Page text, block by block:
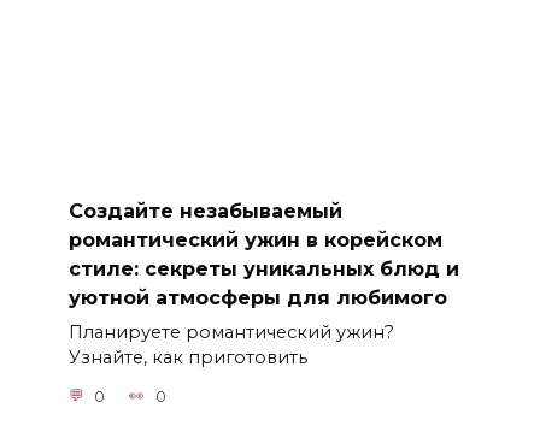
Создайте незабываемый
романтический ужин в корейском
стиле: секреты уникальных блюд и
уютной атмосферы для любимого
Планируете романтический ужин?
Узнайте, как приготовить
0 0